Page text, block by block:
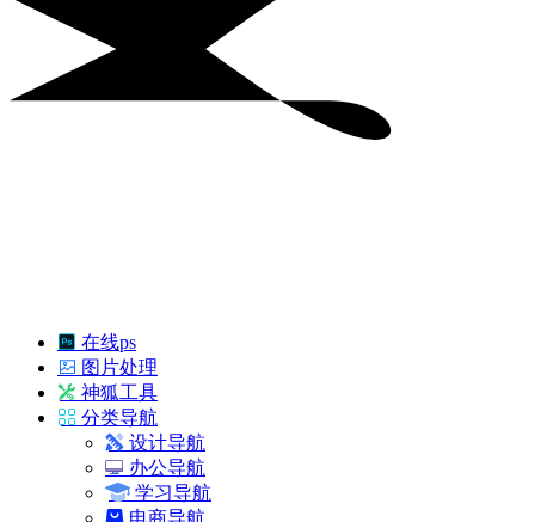
在线ps
图片处理
神狐工具
分类导航
设计导航
办公导航
学习导航
电商导航